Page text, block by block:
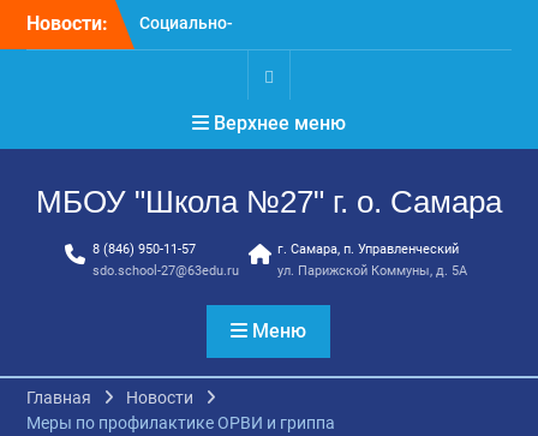
Новости:
Социально-
психологическое
профилактика, забота и
опора для вашей семьи
«Уроки географии»
Верхнее меню
МБОУ "Школа №27" г. о. Самара
8 (846) 950-11-57
sdo.school-27@63edu.ru
г. Самара, п. Управленческий
ул. Парижской Коммуны, д. 5А
Меню
Главная
Новости
Меры по профилактике ОРВИ и гриппа